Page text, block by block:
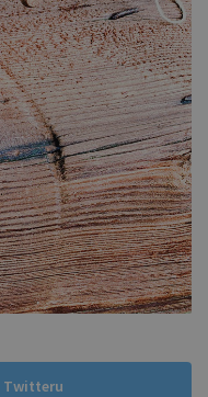
Twitteru